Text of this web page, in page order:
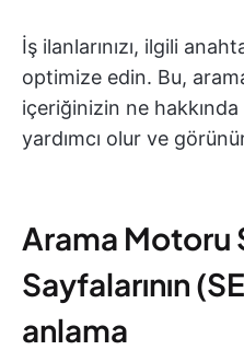
İş ilanlarınızı, ilgili
optimize edin. Bu,
içeriğinizin ne
yardımcı olur ve
Arama Motoru
Sayfalarının
anlama